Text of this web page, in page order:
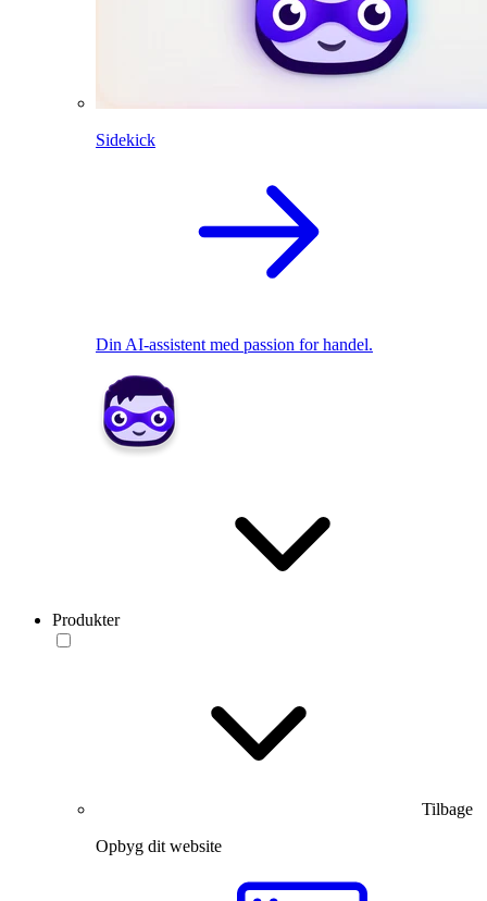
Sidekick
Din AI-assistent med passion for handel.
Produkter
Tilbage
Opbyg dit website